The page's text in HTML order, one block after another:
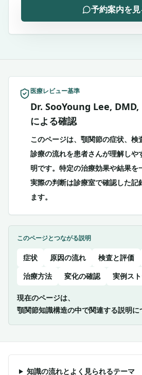
予約案内を見
医療レビュー基準
Dr. SooYoung Lee, DMD,
による確認
このページは、顎関節の症状、検
診療の流れを患者さんが理解しや
明です。特定の治療効果や結果を
実際の判断は診療室で確認した記
ます。
このページとつながる説明
症状 原因の流れ 検査と評価
治療方法
変化の確認 実例ス
現在のページは、
顎関節知識構造の中で関連する説明に
知識の流れとよく見られるテーマ